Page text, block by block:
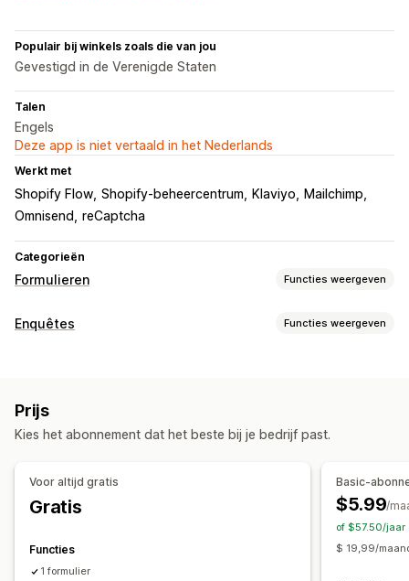
Populair bij winkels zoals die van jou
Gevestigd in de Verenigde Staten
Talen
Engels
Deze app is niet vertaald in het Nederlands
Werkt met
Shopify Flow Shopify-beheercentrum Klaviyo
Mailchimp
Omnisend
reCaptcha
Categorieën
Formulieren Functies weergeven
Formuliertypen
Groothandel
Drag-and-drop-editor
Aangepaste velden
Voorwaardelijke logica
Selectievakje gegevensbescherming
Enquêtes Functies weergeven
Drag-and-drop-editor
Bestanden uploaden Templates Meerdere pagina's
Productfeedback
Toewijzing
Indieningsbeheer
Prijs
Kies het abonnement dat het beste bij je bedrijf past.
Voor altijd gratis
Gratis
Functies
1 formulier
Basic-
$5.99/
of $57.50/jaar
$ 19,99/